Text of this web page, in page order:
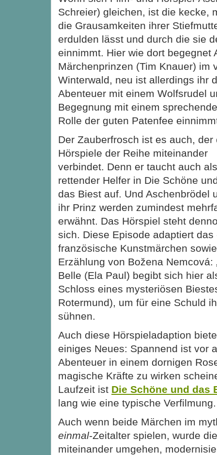
Schreier) gleichen, ist die kecke,
die Grausamkeiten ihrer
erdulden lässt und durch die sie
einnimmt. Hier wie dort begegnet
Märchenprinzen (Tim Knauer) im
Winterwald, neu ist allerdings ihr
Abenteuer mit einem Wolfsrudel
Begegnung mit einem
Rolle der guten Patenfee
Der Zauberfrosch ist es auch, der
Hörspiele der Reihe miteinander
verbindet. Denn er taucht auch als
rettender Helfer in Die Schöne
das Biest auf. Und Aschenbrödel
ihr Prinz werden zumindest
erwähnt. Das Hörspiel steht
sich. Diese Episode adaptiert
französische Kunstmärchen
Erzählung von Božena Nemcová:
Belle (Ela Paul) begibt sich hier
Schloss eines mysteriösen
Rotermund), um für eine Schuld
sühnen.
Auch diese Hörspieladaption
einiges Neues: Spannend ist vor
Abenteuer in einem dornigen
magische Kräfte zu wirken
Laufzeit ist Die Schöne und das
lang wie eine typische Verfilmung.
Auch wenn beide Märchen im
einmal-Zeitalter spielen, wurde
miteinander umgehen,